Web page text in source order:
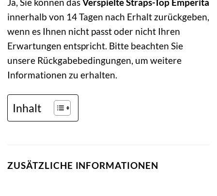
innerhalb von 14 Tagen nach Erhalt zurückgeben,
wenn es Ihnen nicht passt oder nicht Ihren
Erwartungen entspricht. Bitte beachten Sie
unsere Rückgabebedingungen, um weitere
Informationen zu erhalten.
Inhalt
ZUSÄTZLICHE INFORMATIONEN